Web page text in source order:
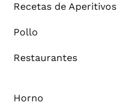
Recetas de Aperitivos
Pollo
Restaurantes
Horno